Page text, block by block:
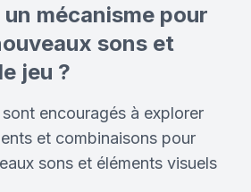
mécanisme pour
sons et
jeu ?
encouragés à explorer
et combinaisons pour
sons et éléments visuels